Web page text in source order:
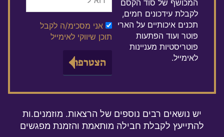
המכושף של סוד הקסם
לקבלת עידכונים חמים,
תכנים איכותיים על הארי
פוטר ועוד הפתעות
פוטריסטיות מעניינות
לאימייל.
שדה
הסכמה
אני מסכימ/ה לקבל
תוכן שיווקי לאימייל
הצטרפו
יש נושאים רבים נוספים של הרצאות. מוזמנים.ות
להתייעץ לקבלת חבילה מותאמת והזמנת מפגשים